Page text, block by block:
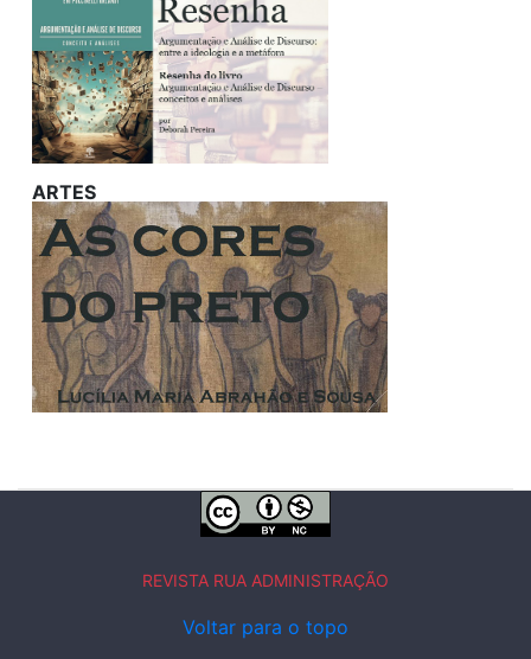
ARTES
REVISTA RUA ADMINISTRAÇÃO
Voltar para o topo